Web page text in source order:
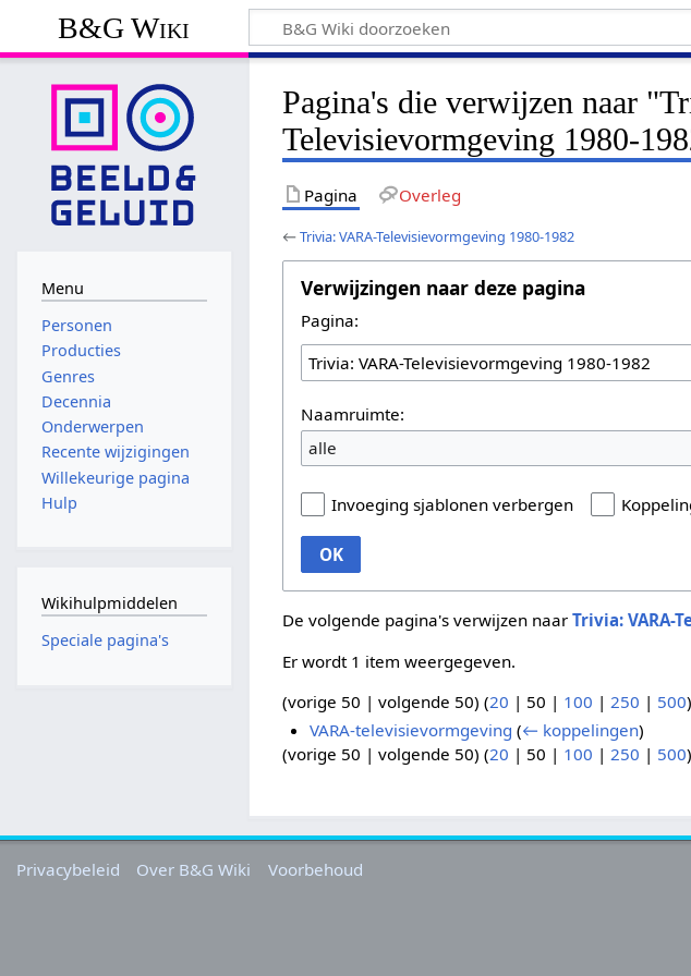
B&G Wiki
Pagina's die verwijzen naar
Televisievormgeving 1980-
Pagina Overleg
←Trivia: VARA-Televisievormgeving 1980-1982
Verwijzingen naar deze pagina
Pagina:
Naamruimte:
alle
Invoeging sjablonen verbergen
OK
De volgende pagina's verwijzen naarTrivia: VARA-
Er wordt 1 item weergegeven.
(vorige 50 |volgende 50) (20 | 50 | 100 | 250 | 500
VARA-televisievormgeving (← koppelingen)
(vorige 50 |volgende 50) (20 | 50 | 100 |250 | 500
Menu
Personen
Producties
Genres
Decennia
Onderwerpen
Recente wijzigingen
Willekeurige pagina
Hulp
Wikihulpmiddelen
Speciale pagina's
Privacybeleid Over B&G Wiki Voorbehoud